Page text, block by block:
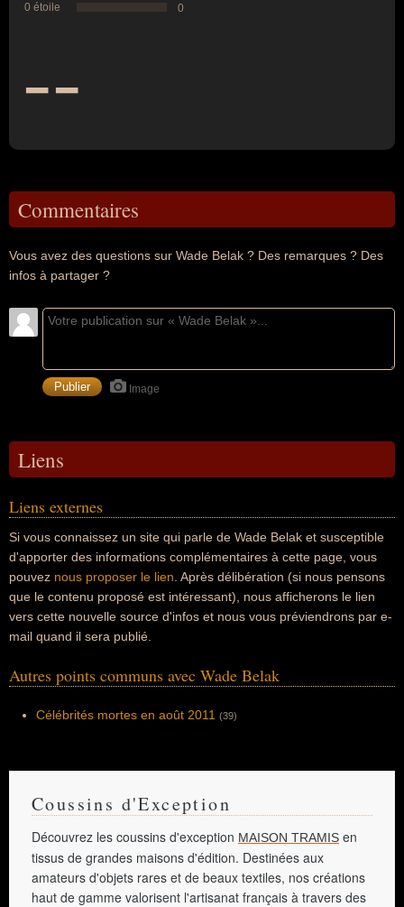
0 étoile
0
--
Commentaires
Vous avez des questions sur Wade Belak ? Des remarques ? Des
infos à partager ?
Image
Liens
Liens externes
Si vous connaissez un site qui parle de Wade Belak et susceptible
d'apporter des informations complémentaires à cette page, vous
pouvez nous proposer le lien . Après délibération (si nous pensons
que le contenu proposé est intéressant), nous afficherons le lien
vers cette nouvelle source d'infos et nous vous préviendrons par e-
mail quand il sera publié.
Autres points communs avec Wade Belak
Célébrités mortes en août 2011 (39)
Coussins d'Exception
Découvrez les coussins d'exception MAISON TRAMIS en
tissus de grandes maisons d'édition. Destinées aux
amateurs d'objets rares et de beaux textiles, nos créations
haut de gamme valorisent l'artisanat français à travers des